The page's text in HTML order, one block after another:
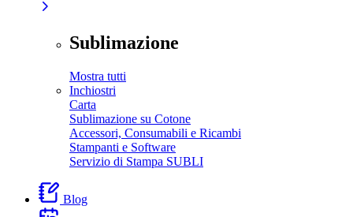
Sublimazione
Mostra tutti
Inchiostri
Carta
Sublimazione su Cotone
Accessori, Consumabili e Ricambi
Stampanti e Software
Servizio di Stampa SUBLI
Blog